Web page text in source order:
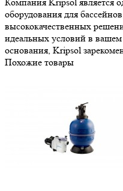
Компания Kripsol является
оборудования для
высококачественных
идеальных условий в
основания, Kripsol
Похожие товары